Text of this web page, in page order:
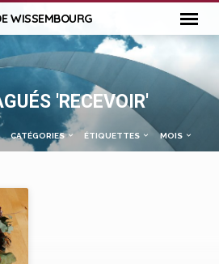
WISSEMBOURG
'RECEVOIR'
CATÉGORIES ÉTIQUETTES MOIS